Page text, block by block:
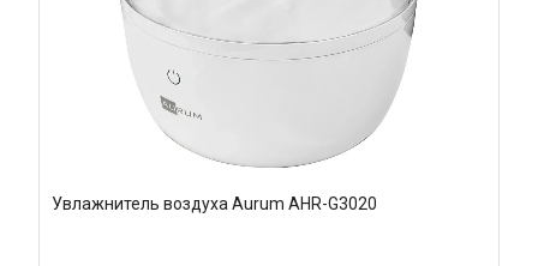
Увлажнитель воздуха Aurum AHR-G3020